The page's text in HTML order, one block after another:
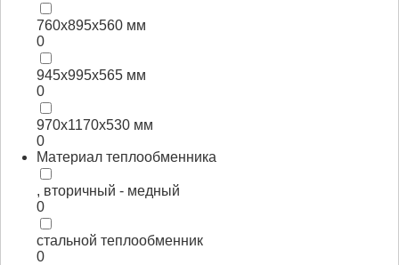
760х895х560 мм
0
945х995х565 мм
0
970х1170х530 мм
0
Материал теплообменника
, вторичный - медный
0
стальной теплообменник
0